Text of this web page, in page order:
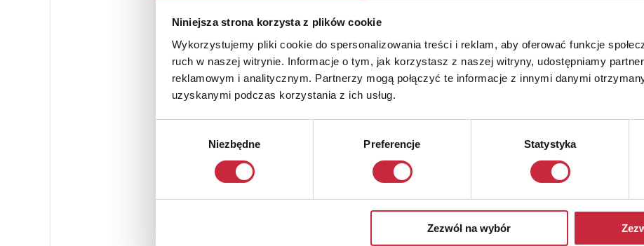
Niniejsza strona korzysta z plików cookie
Wykorzystujemy pliki cookie do spersonalizowania treści i reklam, aby oferować funkcje
ruch w naszej witrynie. Informacje o tym, jak korzystasz z naszej witryny, udostępniamy
reklamowym i analitycznym. Partnerzy mogą połączyć te informacje z innymi danymi
uzyskanymi podczas korzystania z ich usług.
Niezbędne Preferencje Statystyka
Zezwól na wybór